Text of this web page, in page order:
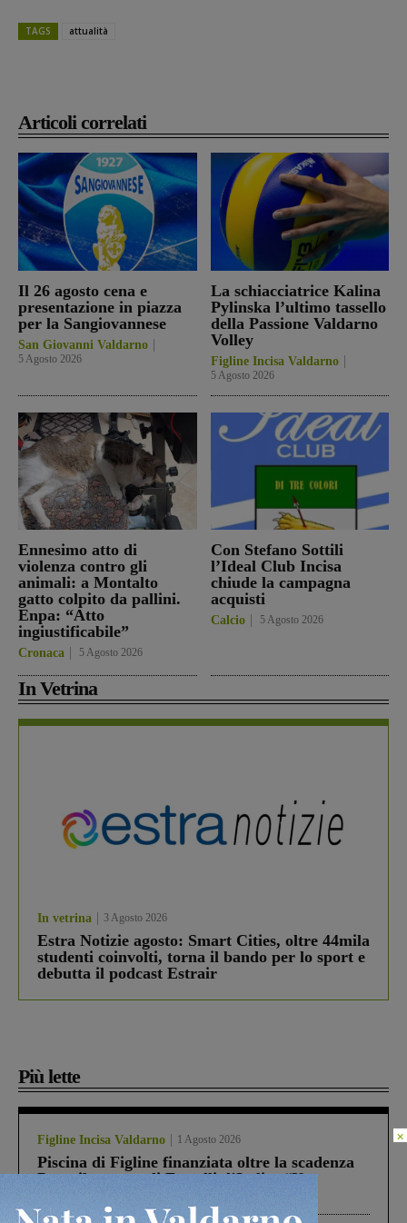
Articoli correlati
Il 26 agosto cena e
presentazione in piazza
per la Sangiovannese
San Giovanni Valdarno
5 Agosto 2026
La schiacciatrice Kalina
Pylinska l’ultimo tassello
della Passione Valdarno
Volley
Figline Incisa Valdarno
5 Agosto 2026
Ennesimo atto di
violenza contro gli
animali: a Montalto
gatto colpito da pallini.
Enpa: “Atto
ingiustificabile”
Cronaca 5 Agosto 2026
Con Stefano Sottili
l’Ideal Club Incisa
chiude la campagna
acquisti
Calcio 5 Agosto 2026
In Vetrina
In vetrina 3 Agosto 2026
Estra Notizie agosto: Smart Cities, oltre 44mila
studenti coinvolti, torna il bando per lo sport e
debutta il podcast Estrair
Più lette
Figline Incisa Valdarno 1 Agosto 2026
Piscina di Figline finanziata oltre la scadenza
Pnrr, il gruppo di Fratelli d’Italia: “Un
ringraziamento al Governo”
TAGS attualità
×